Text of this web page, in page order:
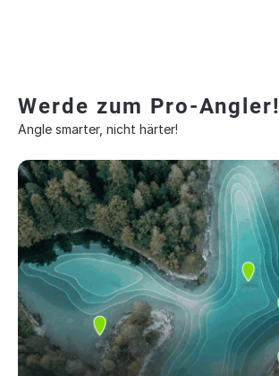
Werde zum Pro-Angler!
Angle smarter, nicht härter!